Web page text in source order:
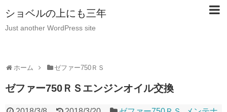
ショベルの上にも三年
Just another WordPress site
ホーム ゼファー750ＲＳ
ゼファー750ＲＳエンジンオイル交換